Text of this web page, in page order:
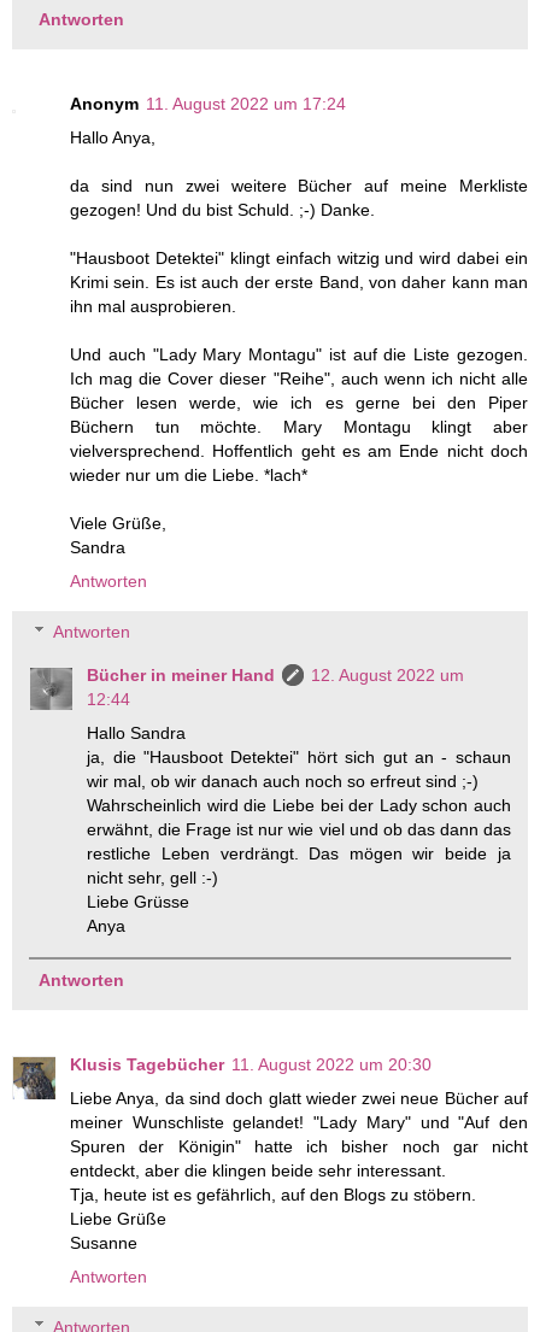
Antworten
Anonym 11. August 2022 um 17:24
Hallo Anya,
da sind nun zwei weitere Bücher auf meine Merkliste
gezogen! Und du bist Schuld. ;-) Danke.
"Hausboot Detektei" klingt einfach witzig und wird dabei ein
Krimi sein. Es ist auch der erste Band, von daher kann man
ihn mal ausprobieren.
Und auch "Lady Mary Montagu" ist auf die Liste gezogen.
Ich mag die Cover dieser "Reihe", auch wenn ich nicht alle
Bücher lesen werde, wie ich es gerne bei den Piper
Büchern tun möchte. Mary Montagu klingt aber
vielversprechend. Hoffentlich geht es am Ende nicht doch
wieder nur um die Liebe. *lach*
Viele Grüße,
Sandra
Antworten
Antworten
Bücher in meiner Hand
12. August 2022 um
12:44
Hallo Sandra
ja, die "Hausboot Detektei" hört sich gut an - schaun
wir mal, ob wir danach auch noch so erfreut sind ;-)
Wahrscheinlich wird die Liebe bei der Lady schon auch
erwähnt, die Frage ist nur wie viel und ob das dann das
restliche Leben verdrängt. Das mögen wir beide ja
nicht sehr, gell :-)
Liebe Grüsse
Anya
Antworten
Klusis Tagebücher 11. August 2022 um 20:30
Liebe Anya, da sind doch glatt wieder zwei neue Bücher auf
meiner Wunschliste gelandet! "Lady Mary" und "Auf den
Spuren der Königin" hatte ich bisher noch gar nicht
entdeckt, aber die klingen beide sehr interessant.
Tja, heute ist es gefährlich, auf den Blogs zu stöbern.
Liebe Grüße
Susanne
Antworten
Antworten